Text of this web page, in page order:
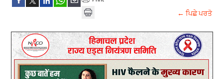
← ਪਿਛੇ ਪਰਤੋ